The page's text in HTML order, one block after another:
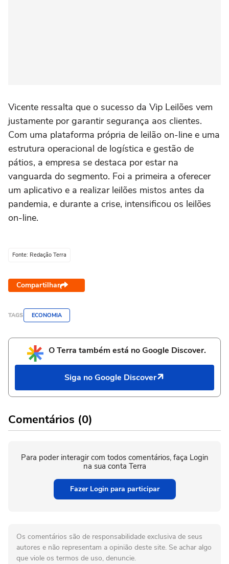
Vicente ressalta que o sucesso da Vip Leilões vem
justamente por garantir segurança aos clientes.
Com uma plataforma própria de leilão on-line e uma
estrutura operacional de logística e gestão de
pátios, a empresa se destaca por estar na
vanguarda do segmento. Foi a primeira a oferecer
um aplicativo e a realizar leilões mistos antes da
pandemia, e durante a crise, intensificou os leilões
on-line.
Fonte: Redação Terra
Compartilhar
TAGS ECONOMIA
O Terra também está no Google Discover.
Siga no Google Discover
Comentários (0)
Para poder interagir com todos comentários, faça Login
na sua conta Terra
Fazer Login para participar
Os comentários são de responsabilidade exclusiva de seus
autores e não representam a opinião deste site. Se achar algo
que viole os termos de uso, denuncie.